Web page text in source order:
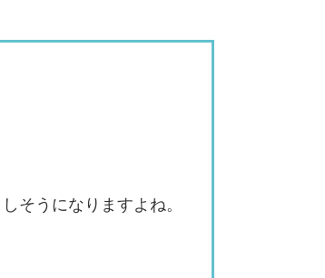
そうになりますよね。